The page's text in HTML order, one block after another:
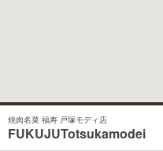
焼肉名菜 福寿 戸塚モディ店
FUKUJUTotsukamodei